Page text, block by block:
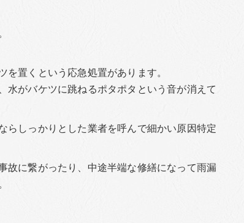
置くという応急処置があります。
がバケツに跳ねるポタポタという音が消えて
らしっかりとした業者を呼んで細かい原因特定
故に繋がったり、中途半端な修繕になって雨漏